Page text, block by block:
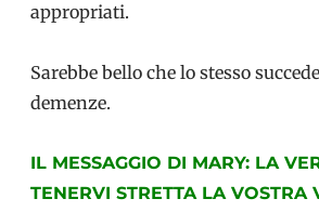
appropriati.
Sarebbe bello che lo stesso
demenze.
IL MESSAGGIO DI MARY: LA
TENERVI STRETTA LA VOSTRA